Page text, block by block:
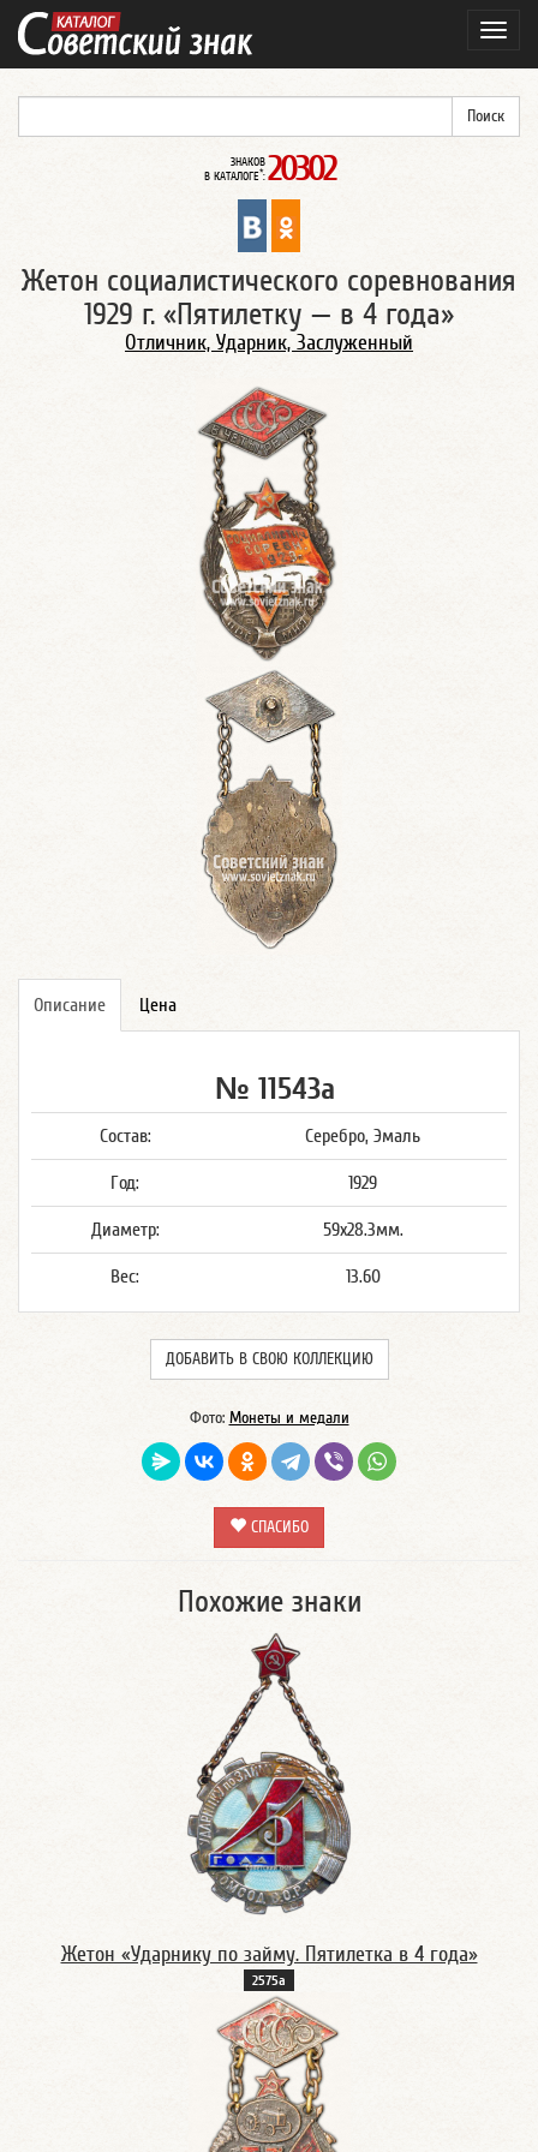
ЗНАКОВ
В КАТАЛОГЕ*: 20302
Жетон социалистического соревнования
1929 г. «Пятилетку — в 4 года»
Отличник, Ударник, Заслуженный
Описание Цена
№ 11543а
Состав: Серебро, Эмаль
Год: 1929
Диаметр: 59x28.3мм.
Вес: 13.60
ДОБАВИТЬ В СВОЮ КОЛЛЕКЦИЮ
Фото: Монеты и медали
СПАСИБО
Похожие знаки
Жетон «Ударнику по займу. Пятилетка в 4 года»
2575а